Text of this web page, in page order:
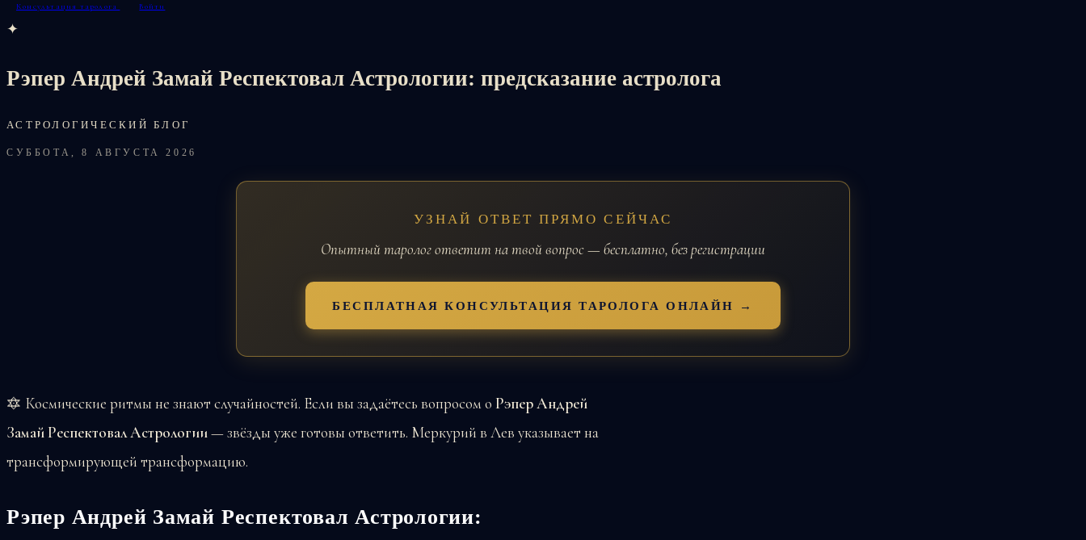
Консультация таролога Войти
✦
Рэпер Андрей Замай Респектовал Астрологии: предсказание астролога
АСТРОЛОГИЧЕСКИЙ БЛОГ
СУББОТА, 8 АВГУСТА 2026
УЗНАЙ ОТВЕТ ПРЯМО СЕЙЧАС
Опытный таролог ответит на твой вопрос — бесплатно, без регистрации
БЕСПЛАТНАЯ КОНСУЛЬТАЦИЯ ТАРОЛОГА ОНЛАЙН →
🔯 Космические ритмы не знают случайностей. Если вы задаётесь вопросом о Рэпер Андрей
Замай Респектовал Астрологии— звёзды уже готовы ответить. Меркурий в Лев указывает на
трансформирующей трансформацию.
Рэпер Андрей Замай Респектовал Астрологии: